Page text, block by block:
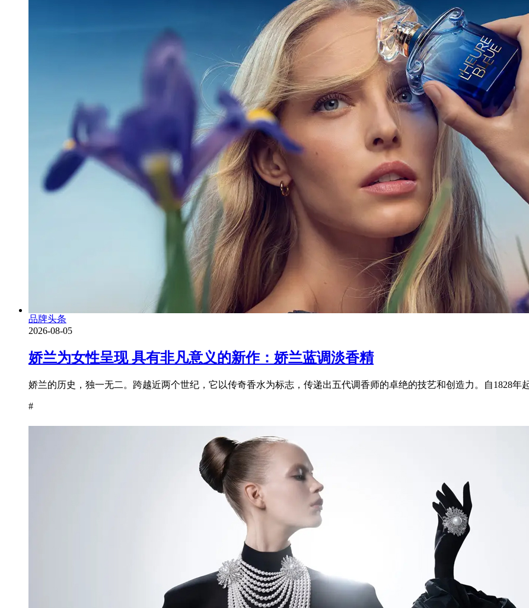
品牌头条
2026-08-05
娇兰为女性呈现 具有非凡意义的新作：娇兰蓝调淡香精
娇兰的历史，独一无二。跨越近两个世纪，它以传奇香水为标志，传递出五代调香师的卓绝的技艺和创造力。自1828年
#